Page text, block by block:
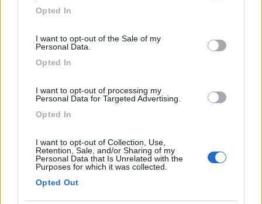
use your data for below specified purposes in below Google
Opted In
I want to opt-out of the Sale of my
Personal Data.
Opted In
I want to opt-out of processing my
Personal Data for Targeted Advertising.
Opted In
I want to opt-out of Collection, Use,
Retention, Sale, and/or Sharing of my
Personal Data that Is Unrelated with the
Purposes for which it was collected.
Opted Out
A questi prezzi in Sardegna, pur desiderando visitarla, credo